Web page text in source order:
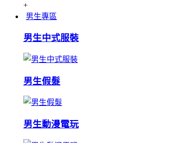
+
男生專區
男生中式服裝
男生假髮
男生動漫電玩